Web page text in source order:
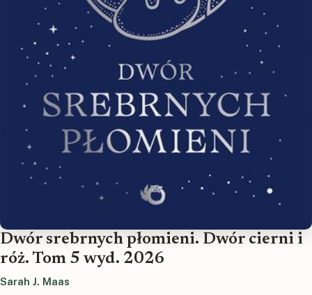
Dwór srebrnych płomieni. Dwór cierni i
róż. Tom 5 wyd. 2026
Sarah J. Maas